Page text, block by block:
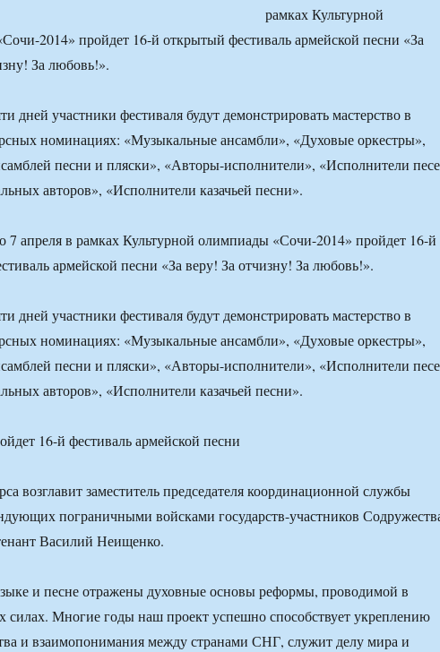
рамках Культурной
2014» пройдет 16-й открытый фестиваль армейской песни «За
За любовь!».
дней участники фестиваля будут демонстрировать мастерство в
номинациях: «Музыкальные ансамбли», «Духовые оркестры»,
песни и пляски», «Авторы-исполнители», «Исполнители
авторов», «Исполнители казачьей песни».
7 апреля в рамках Культурной олимпиады «Сочи-2014» пройдет 16-й
армейской песни «За веру! За отчизну! За любовь!».
дней участники фестиваля будут демонстрировать мастерство в
номинациях: «Музыкальные ансамбли», «Духовые оркестры»,
песни и пляски», «Авторы-исполнители», «Исполнители
авторов», «Исполнители казачьей песни».
возглавит заместитель председателя координационной службы
пограничными войсками государств-участников
Василий Неищенко.
и песне отражены духовные основы реформы, проводимой в
силах. Многие годы наш проект успешно способствует укреплению
и взаимопонимания между странами СНГ, служит делу мира и